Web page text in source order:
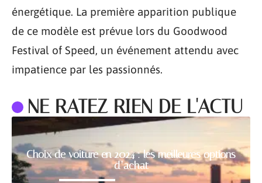
énergétique. La première apparition publique
de ce modèle est prévue lors du Goodwood
Festival of Speed, un événement attendu avec
impatience par les passionnés.
NE RATEZ RIEN DE L'ACTU
Choix de voiture en 2024 : les meilleures options
d’achat